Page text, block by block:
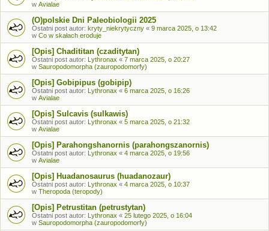
w Avialae
(O)polskie Dni Paleobiologii 2025
Ostatni post autor: kryty_niekrytyczny « 9 marca 2025, o 13:42
w Co w skałach eroduje
[Opis] Chadititan (czaditytan)
Ostatni post autor: Lythronax « 7 marca 2025, o 20:27
w Sauropodomorpha (zauropodomorfy)
[Opis] Gobipipus (gobipip)
Ostatni post autor: Lythronax « 6 marca 2025, o 16:26
w Avialae
[Opis] Sulcavis (sulkawis)
Ostatni post autor: Lythronax « 5 marca 2025, o 21:32
w Avialae
[Opis] Parahongshanornis (parahongszanornis)
Ostatni post autor: Lythronax « 4 marca 2025, o 19:56
w Avialae
[Opis] Huadanosaurus (huadanozaur)
Ostatni post autor: Lythronax « 4 marca 2025, o 10:37
w Theropoda (teropody)
[Opis] Petrustitan (petrustytan)
Ostatni post autor: Lythronax « 25 lutego 2025, o 16:04
w Sauropodomorpha (zauropodomorfy)